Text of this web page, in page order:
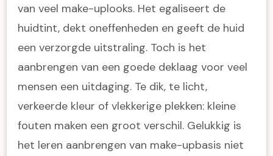
van veel make-uplooks. Het egaliseert de
huidtint, dekt oneffenheden en geeft de huid
een verzorgde uitstraling. Toch is het
aanbrengen van een goede deklaag voor veel
mensen een uitdaging. Te dik, te licht,
verkeerde kleur of vlekkerige plekken: kleine
fouten maken een groot verschil. Gelukkig is
het leren aanbrengen van make-upbasis niet